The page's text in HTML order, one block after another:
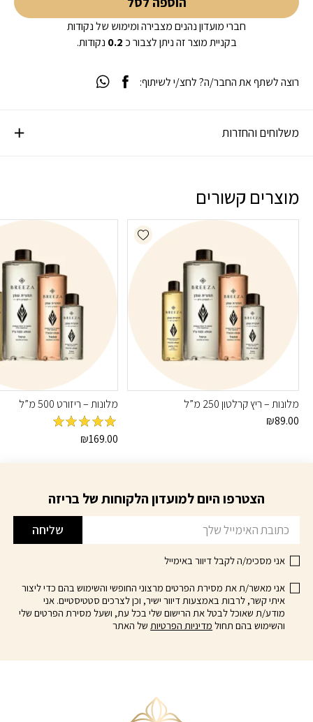
חברי מועדון נהנים מצבירה ומימוש של נקודות
בקניית מוצר זה ניתן לצבור כ 0.2 נקודות.
משלוחים והחזרות
רוצה לשתף את החבר/ה? לחצ/י לשיתוף:
מוצרים קשורים
Add wishlist
מלונות – ריץ קרלטון 250 מ”ל
₪89.00
מלונות – ריזורט 500 מ”ל
מדורג5מתוך₪169.00
הצטרפו היום למועדון הלקוחות של בריזה
שליחה
אני מסכימ/ה לקבל דיוור באימייל
אני מאשר/ת את מסירת הפרטים מרצוני החופשי והשימוש בהם כדי ליצור
איתי קשר, לרבות באמצעות דיוור ישיר, וכן לצרכים סטטיסטיים. אני
מודע/ת שאוכל לבטל את הרישום שלי בכל עת, ושעל מסירת הפרטים שלי
והשימוש בהם תחול מדיניות הפרטיותשל האתר